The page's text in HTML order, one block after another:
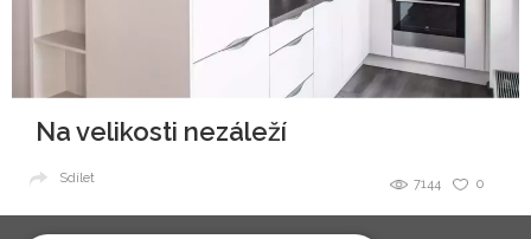
Na velikosti nezáleží
0
7144
Sdílet